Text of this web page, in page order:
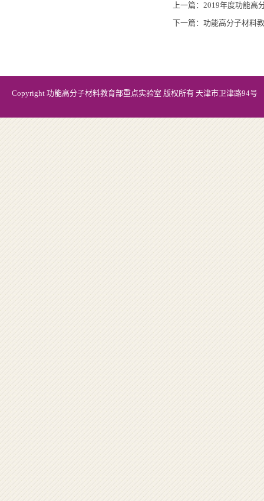
上一篇： 2019年度功能高
下一篇： 功能高分子材料
Copyright 功能高分子材料教育部重点实验室 版权所有 天津市卫津路94号